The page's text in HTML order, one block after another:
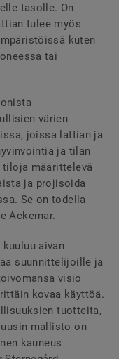
tasolle. On
tulee myös
kuten
tai
värien
joissa lattian ja
ja tilan
määrittelevä
ja projisoida
Se on todella
Ackemar.
aivan
suunnittelijoille ja
visio
kovaa käyttöä.
tuotteita,
mallisto on
kauneus